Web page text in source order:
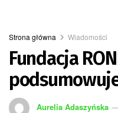
Strona główna Wiadomości
Fundacja
Aurelia Adaszyńska